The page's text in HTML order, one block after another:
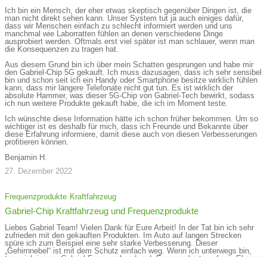
Ich bin ein Mensch, der eher etwas skeptisch gegenüber Dingen ist, die
man nicht direkt sehen kann. Unser System tut ja auch einiges dafür,
dass wir Menschen einfach zu schlecht informiert werden und uns
manchmal wie Laborratten fühlen an denen verschiedene Dinge
ausprobiert werden. Oftmals erst viel später ist man schlauer, wenn man
die Konsequenzen zu tragen hat.
Aus diesem Grund bin ich über mein Schatten gesprungen und habe mir
den Gabriel-Chip 5G gekauft. Ich muss dazusagen, dass ich sehr sensibel
bin und schon seit ich ein Handy oder Smartphone besitze wirklich fühlen
kann, dass mir längere Telefonate nicht gut tun. Es ist wirklich der
absolute Hammer, was dieser 5G-Chip von Gabriel-Tech bewirkt, sodass
ich nun weitere Produkte gekauft habe, die ich im Moment teste.
Ich wünschte diese Information hätte ich schon früher bekommen. Um so
wichtiger ist es deshalb für mich, dass ich Freunde und Bekannte über
diese Erfahrung informiere, damit diese auch von diesen Verbesserungen
profitieren können.
Benjamin H.
27. Dezember 2022
Frequenzprodukte Kraftfahrzeug
Gabriel-Chip Kraftfahrzeug und Frequenzprodukte
Liebes Gabriel Team! Vielen Dank für Eure Arbeit! In der Tat bin ich sehr
zufrieden mit den gekauften Produkten. Im Auto auf langen Strecken
spüre ich zum Beispiel eine sehr starke Verbesserung. Dieser
„Gehirnnebel“ ist mit dem Schutz einfach weg. Wenn ich unterwegs bin,